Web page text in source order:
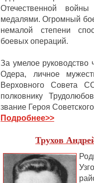
Отечественной
медалями.Огромный
немалой степени
боевых операций.
За умелое
Одера, личное
Верховного
полковнику
звание Героя
Подробнее>>
Трухов